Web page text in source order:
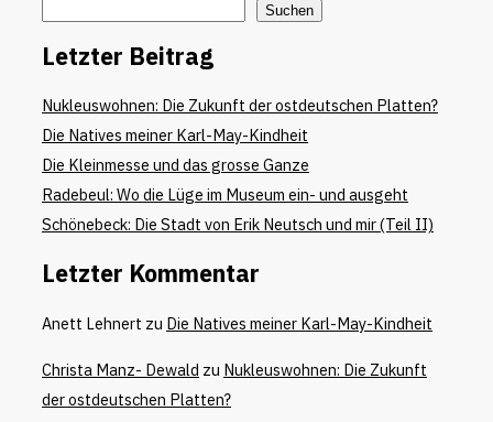
Suchen
Letzter Beitrag
Nukleuswohnen: Die Zukunft der ostdeutschen Platten?
Die Natives meiner Karl-May-Kindheit
Die Kleinmesse und das grosse Ganze
Radebeul: Wo die Lüge im Museum ein- und ausgeht
Schönebeck: Die Stadt von Erik Neutsch und mir (Teil II)
Letzter Kommentar
Anett Lehnert zu Die Natives meiner Karl-May-Kindheit
Christa Manz- Dewald zu Nukleuswohnen: Die Zukunft
der ostdeutschen Platten?